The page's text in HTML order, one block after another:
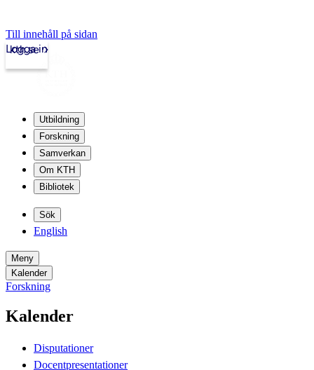
Till innehåll på sidan
kth.se
Logga in
Utbildning
Forskning
Samverkan
Om KTH
Bibliotek
Sök
English
Meny
Kalender
Forskning
Kalender
Disputationer
Docentpresentationer